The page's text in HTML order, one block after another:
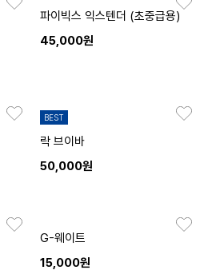
파이빅스 익스텐더 (초중급용)
45,000원
BEST
락 브이바
50,000원
G-웨이트
15,000원